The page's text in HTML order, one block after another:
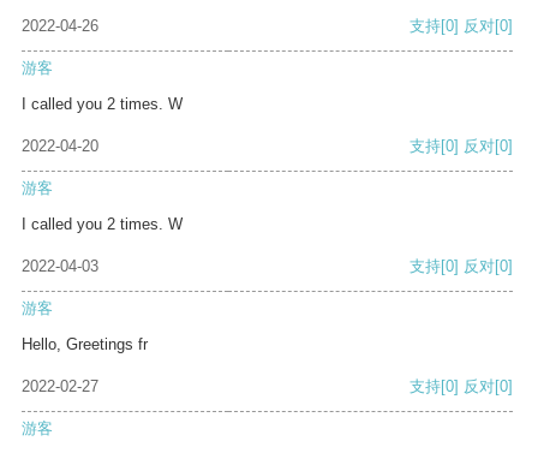
2022-04-26 支持[0] 反对[0]
游客
I called you 2 times. W
2022-04-20 支持[0] 反对[0]
游客
I called you 2 times. W
2022-04-03 支持[0] 反对[0]
游客
Hello, Greetings fr
2022-02-27 支持[0] 反对[0]
游客